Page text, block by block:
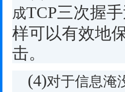
成TCP三次握
样可以有效地
击。
(4)对于信息淹